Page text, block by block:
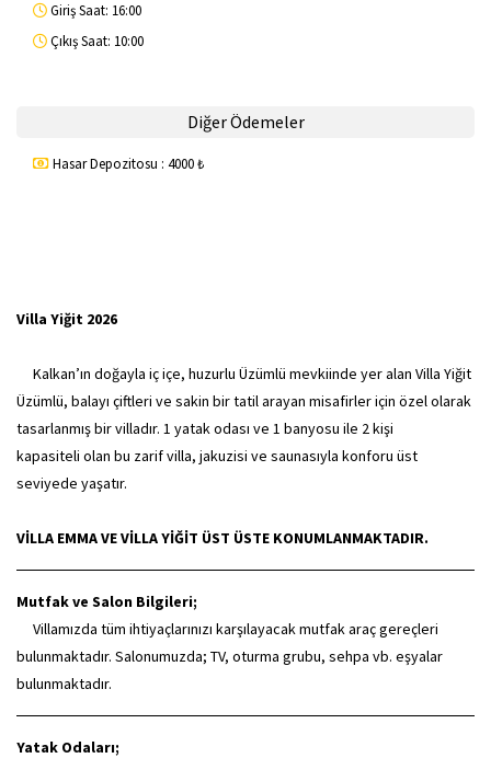
Giriş Saat: 16:00
Çıkış Saat: 10:00
Diğer Ödemeler
Hasar Depozitosu : 4000 ₺
Villa Yiğit 2026
Kalkan’ın doğayla iç içe, huzurlu Üzümlü mevkiinde yer alan Villa Yiğit
Üzümlü, balayı çiftleri ve sakin bir tatil arayan misafirler için özel olarak
tasarlanmış bir villadır. 1 yatak odası ve 1 banyosu ile 2 kişi
kapasiteli olan bu zarif villa, jakuzisi ve saunasıyla konforu üst
seviyede yaşatır.
VİLLA EMMA VE VİLLA YİĞİT ÜST ÜSTE KONUMLANMAKTADIR.
Mutfak ve Salon Bilgileri;
Villamızda tüm ihtiyaçlarınızı karşılayacak mutfak araç gereçleri
bulunmaktadır. Salonumuzda; TV, oturma grubu, sehpa vb. eşyalar
bulunmaktadır.
Yatak Odaları;